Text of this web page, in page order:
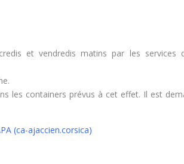
et vendredis matins par les services
les containers prévus à cet effet. Il est
(ca-ajaccien.corsica)